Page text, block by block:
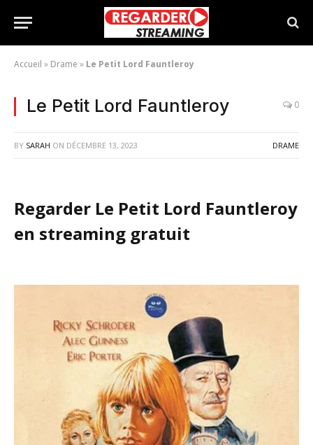
Accueil » Drame » Le Petit Lord Fauntleroy
Le Petit Lord Fauntleroy 0
BY SARAH ON DÉCEMBRE 13, 2023 DRAME
Regarder Le Petit Lord Fauntleroy
en streaming gratuit